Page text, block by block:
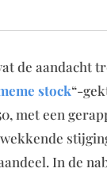
de aandacht
stock“-
met een
In de